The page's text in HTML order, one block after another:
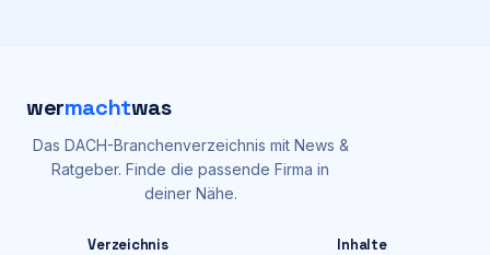
wermachtwas
Das DACH-Branchenverzeichnis mit News &
Ratgeber. Finde die passende Firma in
deiner Nähe.
Verzeichnis
Inhalte